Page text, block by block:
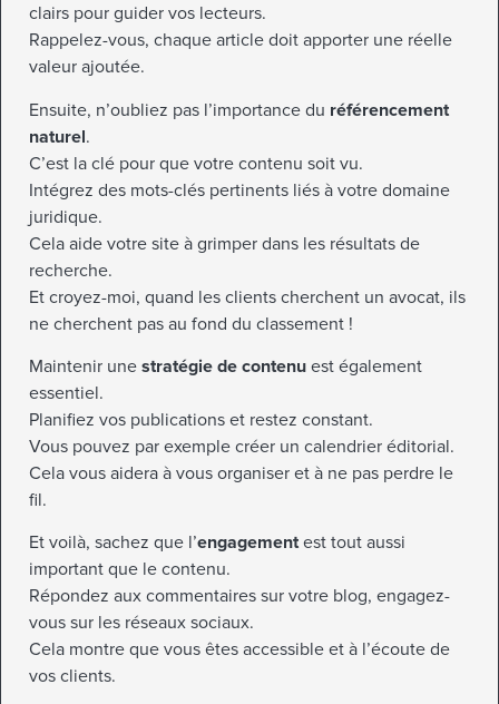
clairs pour guider vos lecteurs.
Rappelez-vous, chaque article doit apporter une réelle
valeur ajoutée.
Ensuite, n’oubliez pas l’importance du référencement
naturel.
C’est la clé pour que votre contenu soit vu.
Intégrez des mots-clés pertinents liés à votre domaine
juridique.
Cela aide votre site à grimper dans les résultats de
recherche.
Et croyez-moi, quand les clients cherchent un avocat, ils
ne cherchent pas au fond du classement !
Maintenir une stratégie de contenu est également
essentiel.
Planifiez vos publications et restez constant.
Vous pouvez par exemple créer un calendrier éditorial.
Cela vous aidera à vous organiser et à ne pas perdre le
fil.
Et voilà, sachez que l’engagementest tout aussi
important que le contenu.
Répondez aux commentaires sur votre blog, engagez-
vous sur les réseaux sociaux.
Cela montre que vous êtes accessible et à l’écoute de
vos clients.